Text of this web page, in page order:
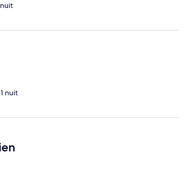
nuit